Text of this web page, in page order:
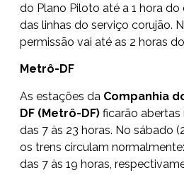
do Plano Piloto até a 1 hora do
das linhas do serviço corujão.
permissão vai até as 2 horas
Metrô-DF
As estações da Companhia
DF (Metrô-DF) ficarão abertas
das 7 às 23 horas. No sábado
os trens circulam
das 7 às 19 horas,